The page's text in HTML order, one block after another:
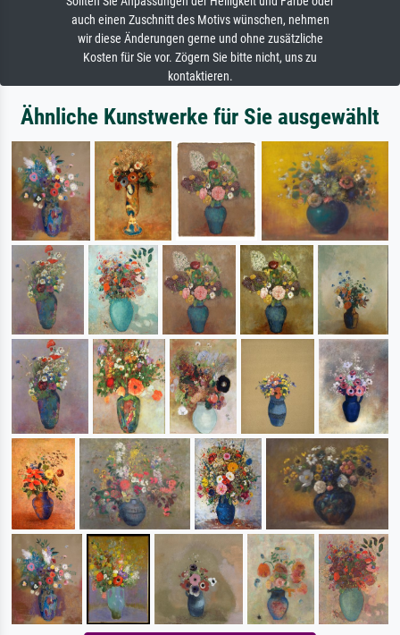
auch einen Zuschnitt des Motivs wünschen, nehmen
wir diese Änderungen gerne und ohne zusätzliche
Kosten für Sie vor. Zögern Sie bitte nicht, uns zu
kontaktieren.
Ähnliche Kunstwerke für Sie ausgewählt